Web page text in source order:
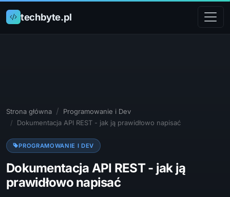
techbyte.pl
Strona główna
Programowanie i Dev
Dokumentacja API REST - jak ją prawidłowo napisać
PROGRAMOWANIE I DEV
Dokumentacja API REST - jak ją
prawidłowo napisać